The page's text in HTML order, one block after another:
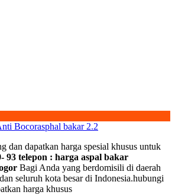
Bocorasphal bakar 2.2
dan dapatkan harga spesial khusus untuk
93 telepon : harga aspal bakar
Bagi Anda yang berdomisili di daerah
seluruh kota besar di Indonesia.hubungi
harga khusus